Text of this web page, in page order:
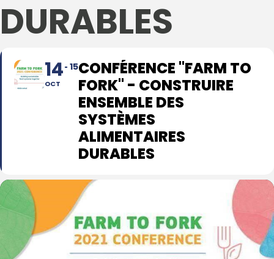
DURABLES
14
OCT
15CONFÉRENCE "FARM TO
FORK" - CONSTRUIRE
ENSEMBLE DES
SYSTÈMES
ALIMENTAIRES
DURABLES